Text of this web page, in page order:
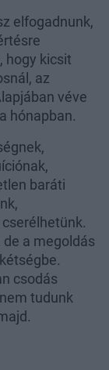
elfogadnunk,
hogy kicsit
az
véve
hónapban.
baráti
a megoldás
csodás
tudunk